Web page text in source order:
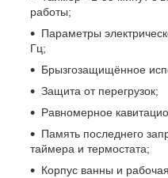
работы;
Параметры
Гц;
Брызгозащищённое
Защита от перегрузок;
Равномерное
Память последнего
таймера и термостата;
Корпус ванны и